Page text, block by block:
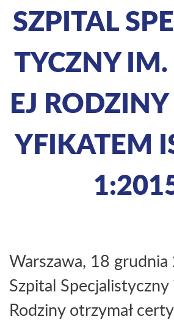
SZPITAL
TYCZNY
EJ RODZINY
YFIKATEM
Warszawa, 18
Szpital
Rodziny otrzymał